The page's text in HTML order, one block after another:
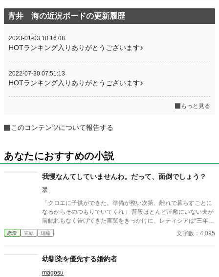
青井 海の近況ボードの更新履歴
2023-01-03 10:16:08
HOTランキング入りありがとうございます♪
2022-07-30 07:51:13
HOTランキング入りありがとうございます♪
もっと見る
このコンテンツについて報告する
あなたにおすすめの小説
我慢なんてしていませんわ。だって、面倒でしょう？
翠
「クロエに子供ができた。準備が整い次第、離れで暮らすことに
なるからそのつもりでいてくれ」 普段ほとんど屋敷にいない夫が
前触れもなく告げてきた言葉をきっかけに、レティシアは“三年
間”の契約を終わらせることにした。 赤の他人を屋敷に迎えるこ
とはしない。 不要なものに感情を砕く理由などない。 「だって、
切り捨ててしまいましょう。
恋愛 完結 短編 文字数：4,095
幼馴染を優先する婚約者
magosu